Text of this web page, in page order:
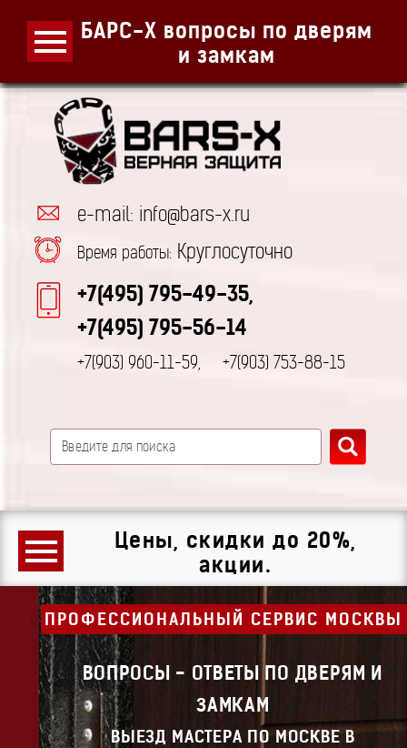
БАРС-Х вопросы по дверям
и замкам
e-mail: info@bars-x.ru
Время работы: Круглосуточно
+7(495) 795-49-35,
+7(495) 795-56-14
+7(903) 960-11-59, +7(903) 753-88-15
Цены, скидки до 20%,
акции.
ПРОФЕССИОНАЛЬНЫЙ СЕРВИС МОСКВЫ
ВОПРОСЫ - ОТВЕТЫ ПО ДВЕРЯМ И
ЗАМКАМ
ВЫЕЗД МАСТЕРА ПО МОСКВЕ В